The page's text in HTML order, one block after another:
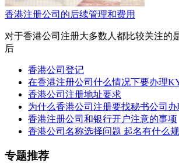
香港注册公司的后续管理和费用
对于香港公司注册大多数人都比较关注的
后
香港公司登记
在香港注册公司什么情况下要办理
香港公司注册地址要求
为什么香港公司注册要找秘书公司办
香港注册公司和银行开户注意的事项
香港公司名称选择问题 起名有什么
专题推荐